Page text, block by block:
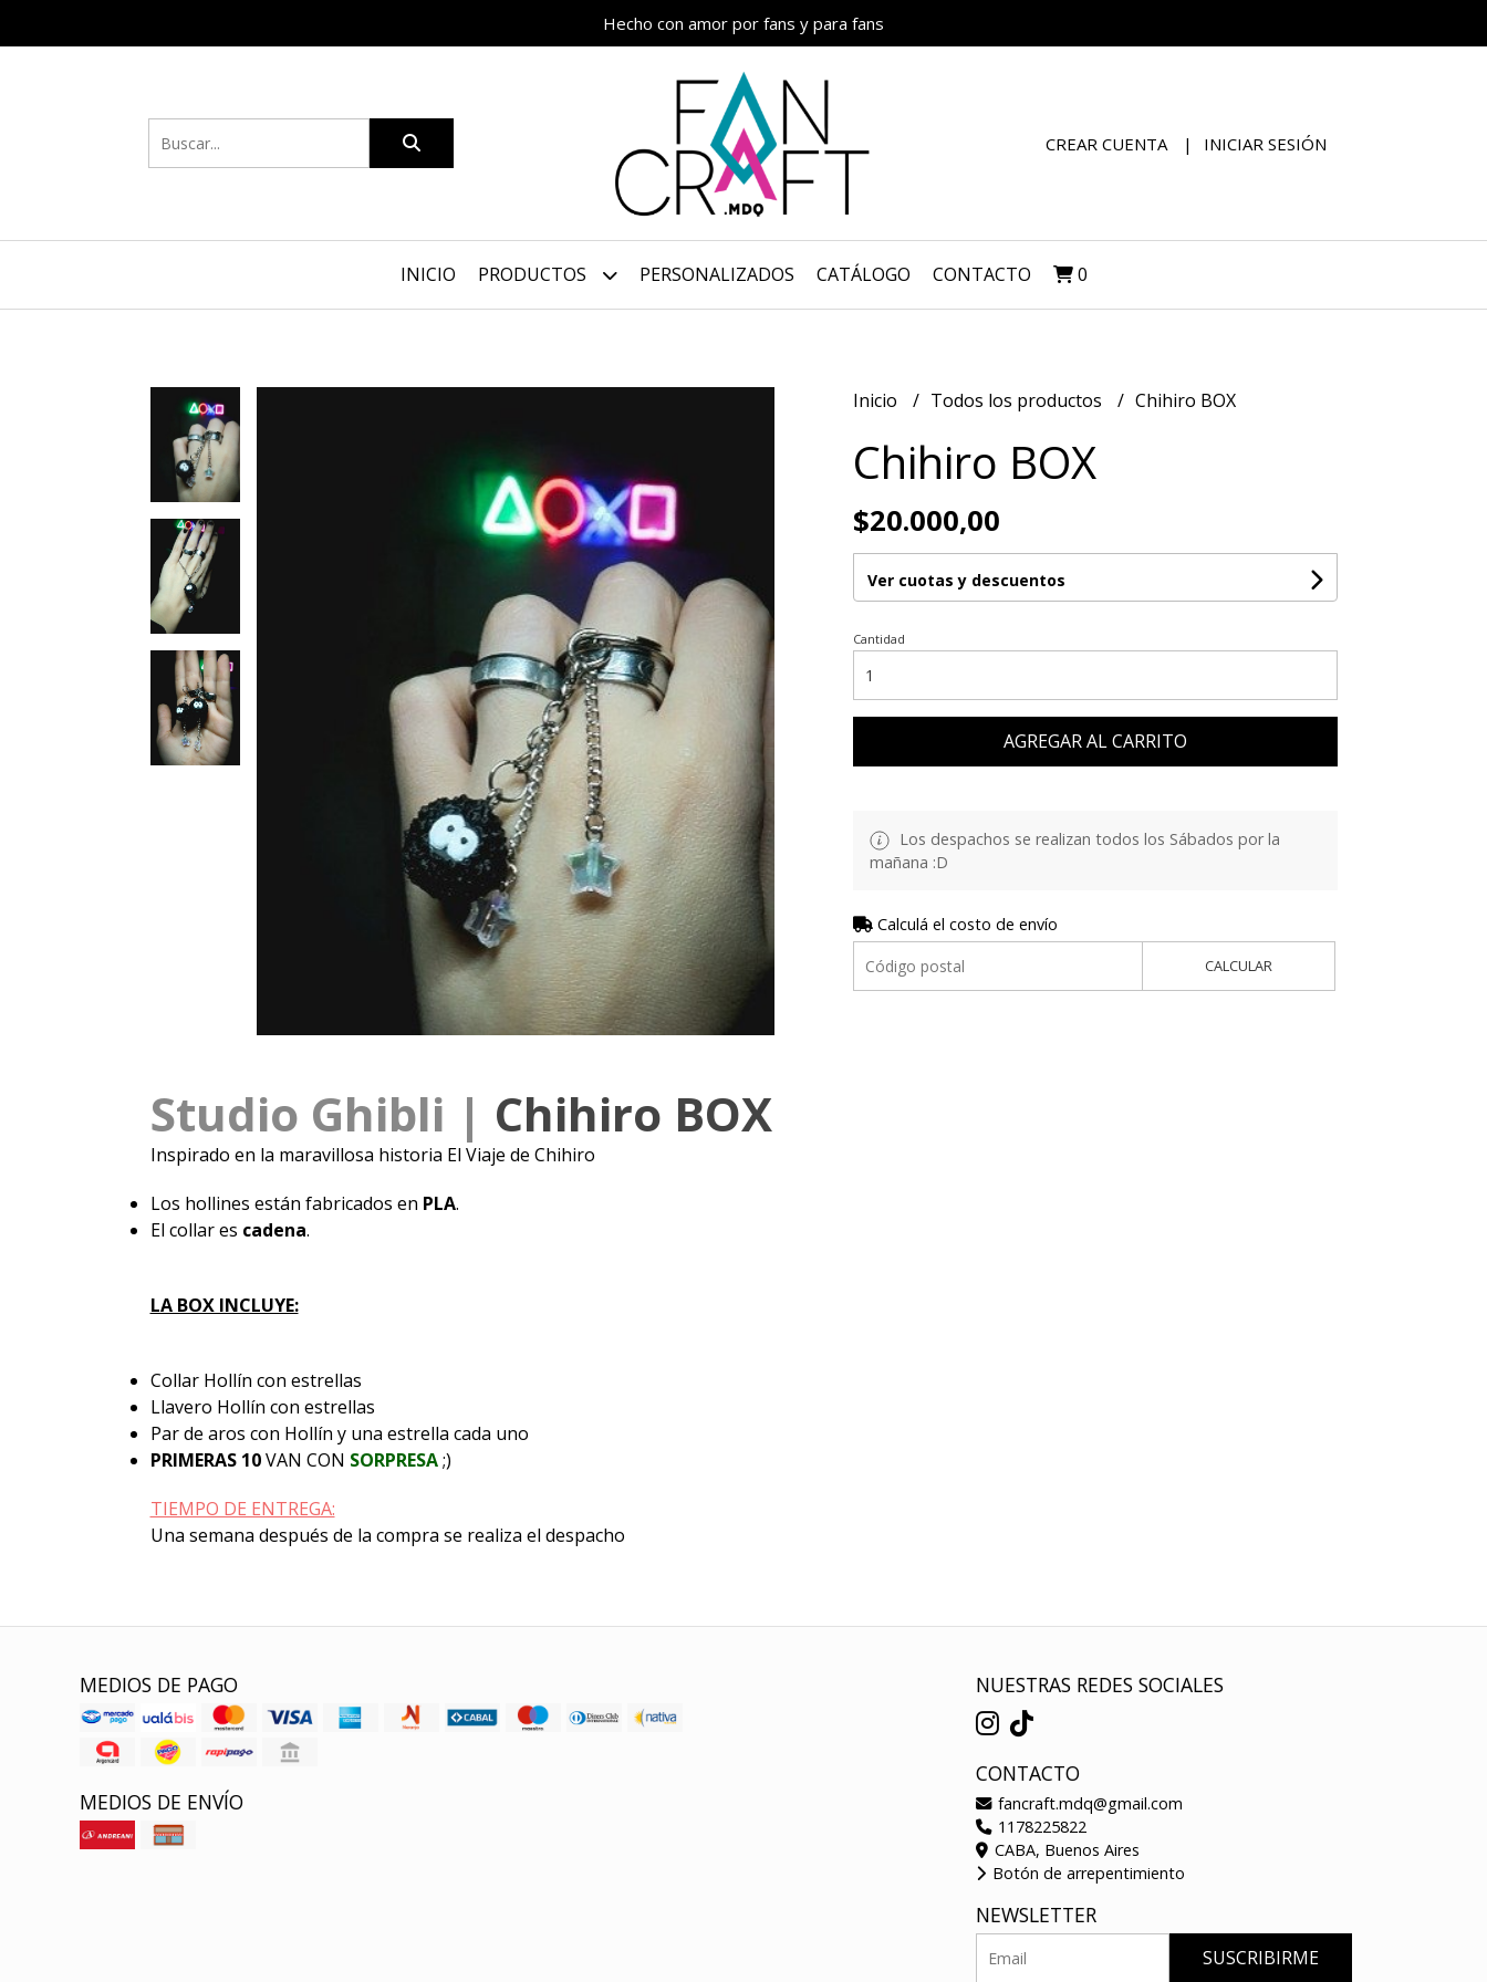
Hecho con amor por fans y para fans
CREAR CUENTA INICIAR SESIÓN
INICIO PRODUCTOS PERSONALIZADOS CATÁLOGO CONTACTO 0
Studio Ghibli | Chihiro BOX
Inspirado en la maravillosa historia El Viaje de Chihiro
Los hollines están fabricados en PLA.
El collar es cadena.
LA BOX INCLUYE:
Collar Hollín con estrellas
Llavero Hollín con estrellas
Par de aros con Hollín y una estrella cada uno
PRIMERAS 10VAN CON SORPRESA;)
TIEMPO DE ENTREGA:
Una semana después de la compra se realiza el despacho
Inicio Todos los productos Chihiro BOX
Chihiro BOX
$20.000,00
Ver cuotas y descuentos
Cantidad
AGREGAR AL CARRITO
Los despachos se realizan todos los Sábados por la
mañana :D
Calculá el costo de envío
CALCULAR
MEDIOS DE PAGO
MEDIOS DE ENVÍO
NUESTRAS REDES SOCIALES
CONTACTO
fancraft.mdq@gmail.com
1178225822
CABA, Buenos Aires
Botón de arrepentimiento
NEWSLETTER
SUSCRIBIRME